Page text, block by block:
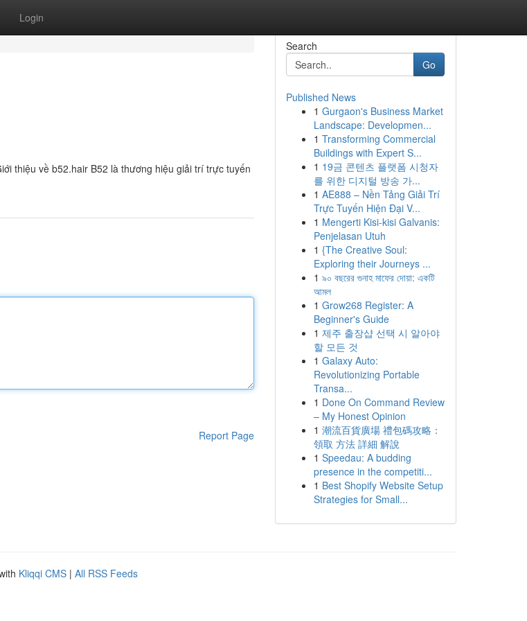
Login
thiệu về b52.hair B52 là thương hiệu giải trí trực tuyến
Report Page
Search
Go
Published News
1 Gurgaon's Business Market
Landscape: Developmen...
1 Transforming Commercial
Buildings with Expert S...
1 19금 콘텐츠 플랫폼 시청자
를 위한 디지털 방송 가...
1 AE888 – Nền Tảng Giải Trí
Trực Tuyến Hiện Đại V...
1 Mengerti Kisi-kisi Galvanis:
Penjelasan Utuh
1 {The Creative Soul:
Exploring their Journeys ...
1 ৯০ বছরের গুনাহ মাফের দোয়া: একটি
আমল
1 Grow268 Register: A
Beginner's Guide
1 제주 출장샵 선택 시 알아야
할 모든 것
1 Galaxy Auto:
Revolutionizing Portable
Transa...
1 Done On Command Review
– My Honest Opinion
1 潮流百貨廣場 禮包碼攻略：
領取 方法 詳細 解說
1 Speedau: A budding
presence in the competiti...
1 Best Shopify Website Setup
Strategies for Small...
Kliqqi CMS | All RSS Feeds